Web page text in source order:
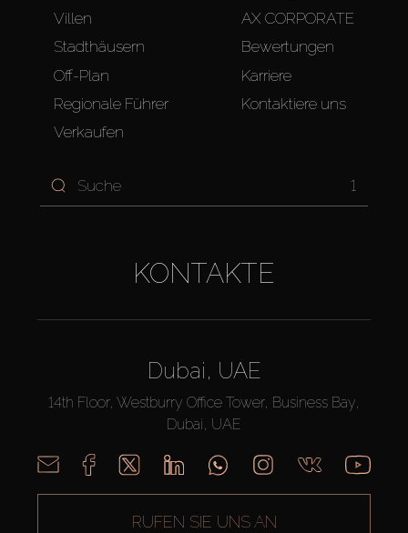
Villen
Stadthäusern
Off-Plan
Regionale Führer
Verkaufen
AX CORPORATE
Bewertungen
Karriere
Kontaktiere uns
1
KONTAKTE
Dubai, UAE
14th Floor, Westburry Office Tower, Business Bay,
Dubai, UAE
RUFEN SIE UNS AN